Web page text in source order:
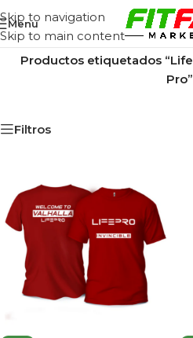
Skip to navigation
Skip to main content
Menu
Inicio/
Productos etiquetados “Life
Pro”
Filtros